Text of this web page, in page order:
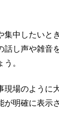
集中したいと
話し声や雑音
。
現場のように
が明確に表示